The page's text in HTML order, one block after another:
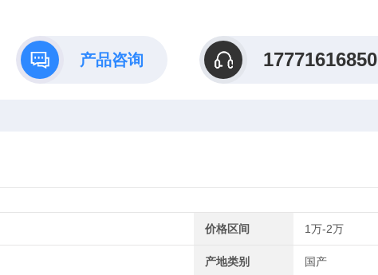
产品咨询 17771616850
价格区间 1万-2万
产地类别 国产